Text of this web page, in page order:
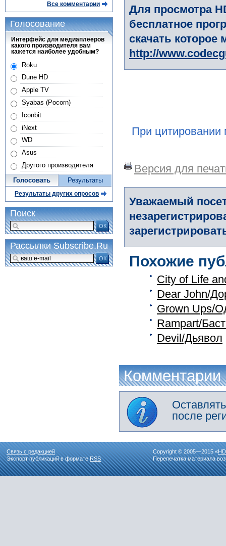
Для просмотра
бесплатное
скачать
http://
При цитировании
Версия для
Уважаемый
Похожие
City of Life
Dear John/
Grown Ups/
Rampart/
Devil/Дьявол
Комментарии
после
Все комментарии
Голосование
Интерфейс для медиаплееров
какого производителя вам
кажется наиболее удобным?
Roku
Dune HD
Apple TV
Syabas (Pocorn)
Iconbit
iNext
WD
Asus
Другого производителя
Голосовать Результаты
Результаты других опросов
Поиск
ОК
Рассылки Subscribe.Ru
ОК
Связь с редакцией
Экспорт публикаций в форматеRSS
Copyright © 2005—2015 «
Перепечатка материала